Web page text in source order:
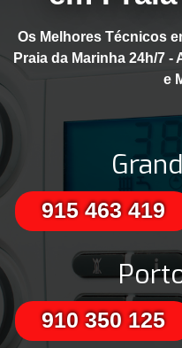
Os Melhores Técnicos
Praia da Marinha 24h/7
e
915 463 419
910 350 125